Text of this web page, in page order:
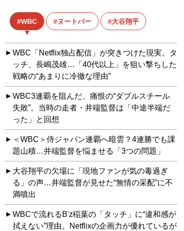
WBC ヌートバー 大谷翔平
WBC「Netflix独占配信」が突きつけた現実。タ
ッチ、長嶋茂雄…「40代以上」を狙い撃ちした
戦略の“あまりに冷徹な理由”
WBC3連覇を阻んだ、痛恨の“ダブルスチール
失敗”。当時の走者・井端監督は「中途半端だ
った」と回想
＜WBC＞侍ジャパン連覇へ暗雲？4連勝でも課
題山積…井端監督を悩ませる「3つの問題」
大谷翔平の欠場に「現地ファンが気の毒過ぎ
る」の声…井端監督が見せた“無情の采配”に不
満噴出
WBCで流れるB'z稲葉の「タッチ」に“違和感が
拭えない”理由。Netflixの企画力が優れているが